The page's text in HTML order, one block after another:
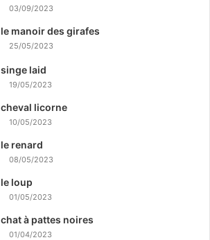
03/09/2023
le manoir des girafes
25/05/2023
singe laid
19/05/2023
cheval licorne
10/05/2023
le renard
08/05/2023
le loup
01/05/2023
chat à pattes noires
01/04/2023